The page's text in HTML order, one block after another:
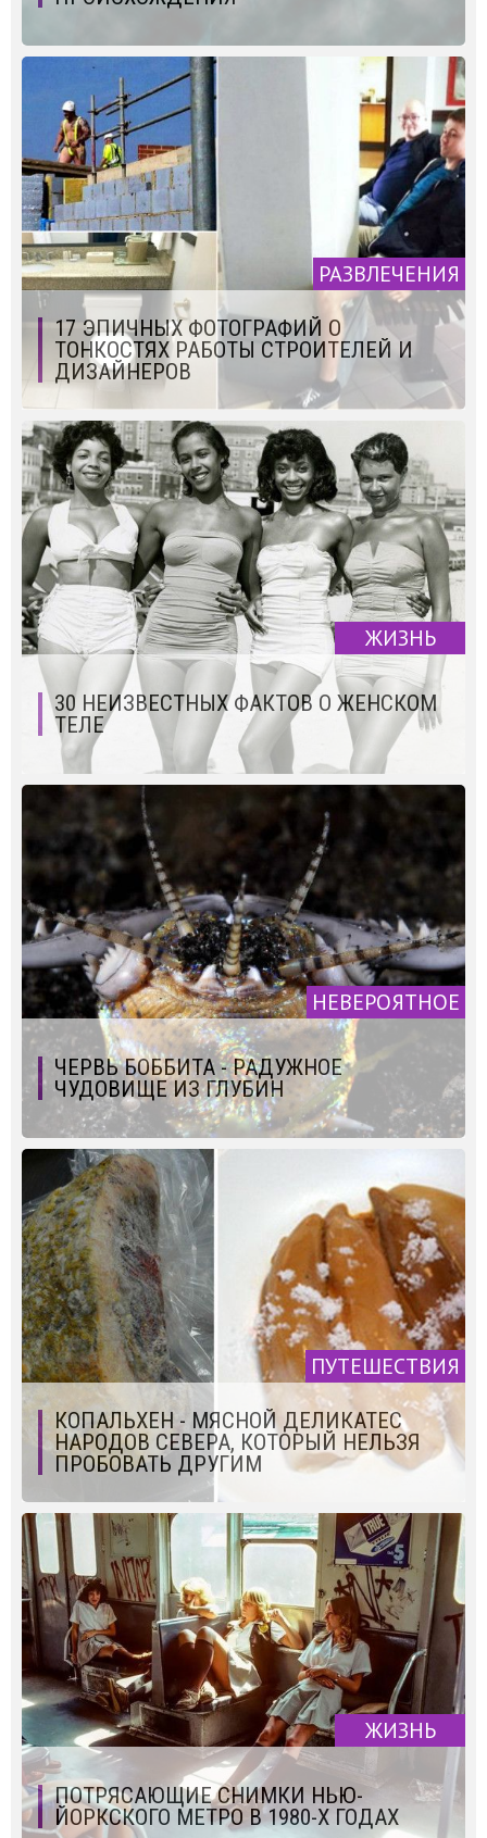
РАЗВЛЕЧЕНИЯ
17 ЭПИЧНЫХ ФОТОГРАФИЙ О
ТОНКОСТЯХ РАБОТЫ СТРОИТЕЛЕЙ И
ДИЗАЙНЕРОВ
ЖИЗНЬ
30 НЕИЗВЕСТНЫХ ФАКТОВ О ЖЕНСКОМ
ТЕЛЕ
НЕВЕРОЯТНОЕ
ЧЕРВЬ БОББИТА - РАДУЖНОЕ
ЧУДОВИЩЕ ИЗ ГЛУБИН
ПУТЕШЕСТВИЯ
КОПАЛЬХЕН - МЯСНОЙ ДЕЛИКАТЕС
НАРОДОВ СЕВЕРА, КОТОРЫЙ НЕЛЬЗЯ
ПРОБОВАТЬ ДРУГИМ
ЖИЗНЬ
ПОТРЯСАЮЩИЕ СНИМКИ НЬЮ-
ЙОРКСКОГО МЕТРО В 1980-Х ГОДАХ